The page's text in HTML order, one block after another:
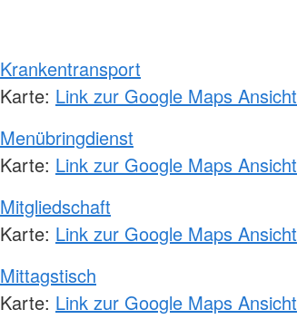
Krankentransport
Karte: Link zur Google Maps Ansicht
Menübringdienst
Karte: Link zur Google Maps Ansicht
Mitgliedschaft
Karte: Link zur Google Maps Ansicht
Mittagstisch
Karte: Link zur Google Maps Ansicht